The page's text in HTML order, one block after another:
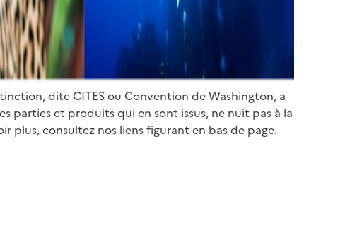
dite CITES ou Convention de Washington, a
parties et produits qui en sont issus, ne nuit pas à la
plus, consultez nos liens figurant en bas de page.